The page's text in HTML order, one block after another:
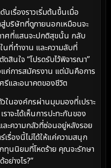
เรื่องราวเริ่มต้นขึ้นเมื่อ
บริษัทที่ดูภายนอกเหมือนจะ
ศที่แสนจะปกติสุขนั้น กลับ
นที่ทำงาน และความลับที่
สินใจ “โปรดรับไว้พิจารณา”
แค่การสมัครงาน แต่มันคือการ
รีและอนาคตของชีวิต
ในองค์กรผ่านมุมมองที่เปราะ
าจะได้เห็นการปะทะกันของ
ะความกลัวที่ซ่อนอยู่หลังรอย
รื่องนี้ไม่ได้ให้แค่ความสนุก
กทุนนิยมที่โหดร้าย คุณจะรักษา
ย่างไร?”